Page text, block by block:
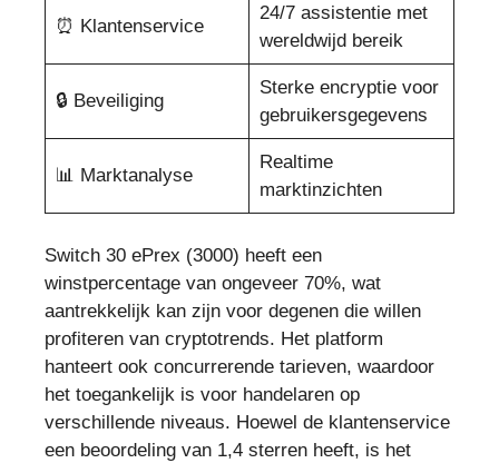
⏰ Klantenservice
24/7 assistentie met
wereldwijd bereik
🔒 Beveiliging
Sterke encryptie voor
gebruikersgegevens
📊 Marktanalyse
Realtime
marktinzichten
Switch 30 ePrex (3000) heeft een
winstpercentage van ongeveer 70%, wat
aantrekkelijk kan zijn voor degenen die willen
profiteren van cryptotrends. Het platform
hanteert ook concurrerende tarieven, waardoor
het toegankelijk is voor handelaren op
verschillende niveaus. Hoewel de klantenservice
een beoordeling van 1,4 sterren heeft, is het